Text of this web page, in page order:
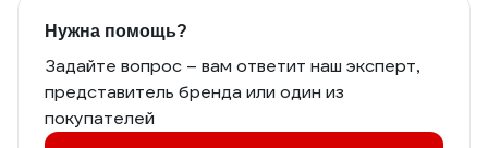
Нужна помощь?
Задайте вопрос – вам ответит наш эксперт,
представитель бренда или один из
покупателей